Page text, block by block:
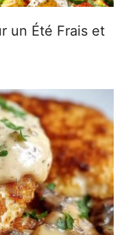
un Été Frais et